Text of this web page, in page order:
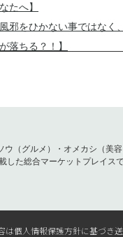
たへ】
をひかない事ではなく
落ちる？！】
（グルメ）・オメカシ（美
た総合マーケットプレイスで
個人情報保護方針に基づき